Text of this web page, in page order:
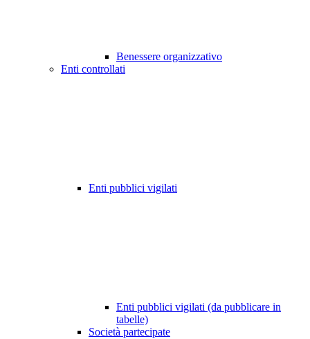
Benessere organizzativo
Enti controllati
Enti pubblici vigilati
Enti pubblici vigilati (da pubblicare in
tabelle)
Società partecipate